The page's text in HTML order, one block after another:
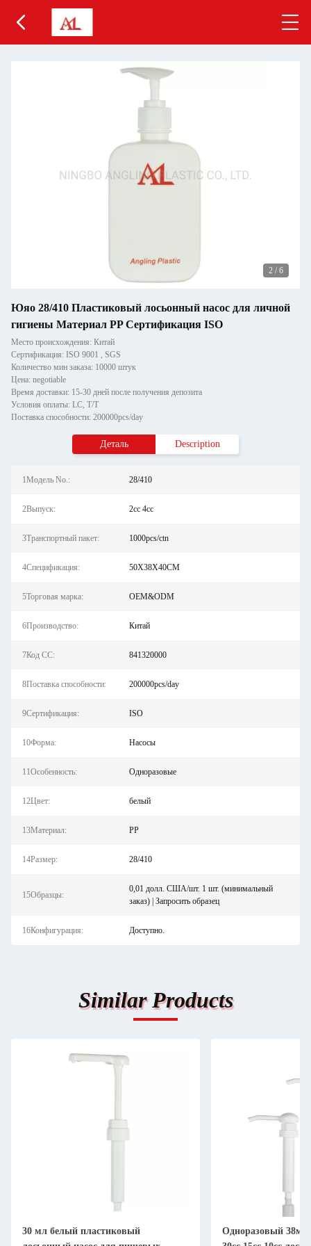
2 / 6
Юяо 28/410 Пластиковый лосьонный насос для личной
гигиены Материал PP Сертификация ISO
Место происхождения: Китай
Сертификация: ISO 9001 , SGS
Количество мин заказа: 10000 штук
Цена: negotiable
Время доставки: 15-30 дней после получения депозита
Условия оплаты: LC, T/T
Поставка способности: 200000pcs/day
Деталь Description
1Модель No.: 28/410
2Выпуск: 2cc 4cc
3Транспортный пакет: 1000pcs/ctn
4Спецификация: 50X38X40CM
5Торговая марка: OEM&ODM
6Производство: Китай
7Код СС: 841320000
8Поставка способности: 200000pcs/day
9Сертификация: ISO
10Форма: Насосы
11Особенность: Одноразовые
12Цвет: белый
13Материал: PP
14Размер: 28/410
15Образцы:
0,01 долл. США/шт. 1 шт. (минимальный
заказ) | Запросить образец
16Конфигурация: Доступно.
Similar Products
30 мл белый пластиковый
Одноразовый 38мм